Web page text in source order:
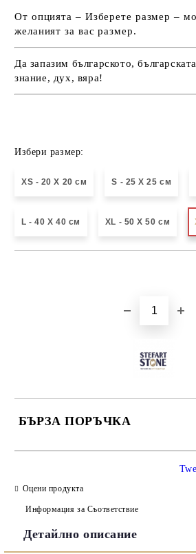
От опцията – Изберете размер –
желаният за вас размер.
Да запазим българското, българската
знание, дух, вяра!
Избери размер:
XS - 20 X 20 см S - 25 X 25 см
L - 40 X 40 см XL - 50 X 50 см
БЪРЗА ПОРЪЧКА
Оцени продукта
Информация за Съответствие
Детайлно описание